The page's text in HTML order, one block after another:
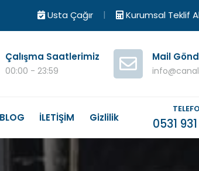
Usta Çağır | Kurumsal Teklif
Çalışma Saatlerimiz
00:00 - 23:59
Mail
BLOG İLETİŞİM Gizlilik 0531